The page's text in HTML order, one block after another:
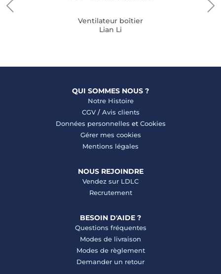
Ventilateur boîtier
Lian Li
QUI SOMMES NOUS ?
Notre Histoire
CGV/ Avis clients
Données personnelles et Cookies
Gérer mes cookies
Mentions légales
NOUS REJOINDRE
Vendez sur LDLC
Recrutement
BESOIN D'AIDE ?
Questions fréquentes
Modes de livraison
Modes de règlement
Demander un retour